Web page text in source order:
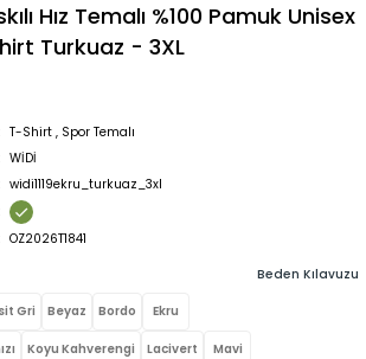
Hız Temalı %100 Pamuk Unisex
Turkuaz - 3XL
T-Shirt , Spor Temalı
WİDİ
widi1119ekru_turkuaz_3xl
OZ2026T1841
Gri Beyaz Bordo Ekru
Koyu Kahverengi Lacivert Mavi
Beden Kılavuzu